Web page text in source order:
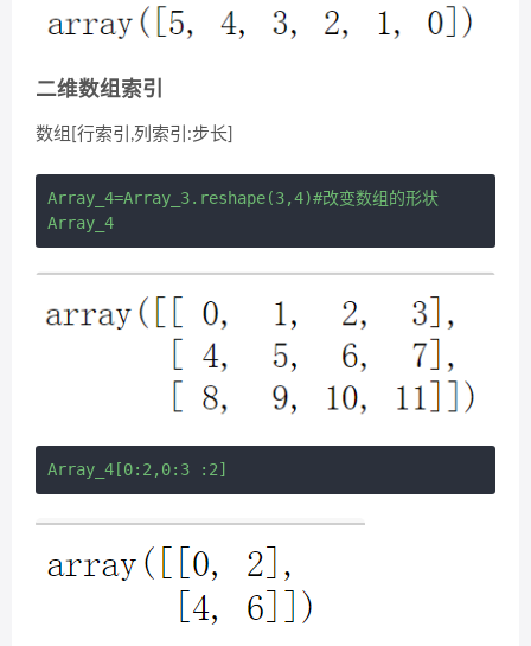
二维数组索引
数组[行索引,列索引:步长]
Array_4=Array_3.reshape(3,4)#改变数组的形状